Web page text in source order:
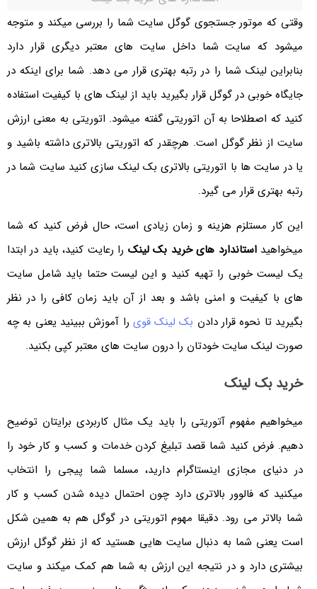
وقتی که موتور جستجوی گوگل سایت شما را بررسی میکند و متوجه
میشود که سایت شما داخل سایت های معتبر دیگری قرار دارد
بنابراین لینک شما را در رتبه بهتری قرار می دهد. شما برای اینکه در
جایگاه خوبی در گوگل قرار بگیرید باید از لینک های با کیفیت استفاده
کنید که اصطلاحا به آن اتوریتی گفته میشود. اتوریتی به معنی ارزش
سایت از نظر گوگل است. هرچقدر که اتوریتی بالاتری داشته باشید و
یا در سایت ها با اتوریتی بالاتری بک لینک سازی کنید سایت شما در
رتبه بهتری قرار می گیرد.
این کار مستلزم هزینه و زمان زیادی است، حال فرض کنید که شما
میخواهید استاندارد های خرید بک لینکرا رعایت کنید، باید در ابتدا
یک لیست خوبی را تهیه کنید و این لیست حتما باید شامل سایت
های با کیفیت و امنی باشد و بعد از آن باید زمان کافی را در نظر
بگیرید تا نحوه قرار دادن بک لینک قویرا آموزش ببینید یعنی به چه
صورت لینک سایت خودتان را درون سایت های معتبر کپی بکنید.
خرید بک لینک
میخواهیم مفهوم آتوریتی را باید یک مثال کاربردی برایتان توضیح
دهیم. فرض کنید شما قصد تبلیغ کردن خدمات و کسب و کار خود را
در دنیای مجازی اینستاگرام دارید، مسلما شما پیجی را انتخاب
میکنید که فالوور بالاتری دارد چون احتمال دیده شدن کسب و کار
شما بالاتر می رود. دقیقا مهوم اتوریتی در گوگل هم به همین شکل
است یعنی شما به دنبال سایت هایی هستید که از نظر گوگل ارزش
بیشتری دارد و در نتیجه این ارزش به شما هم کمک میکند و سایت